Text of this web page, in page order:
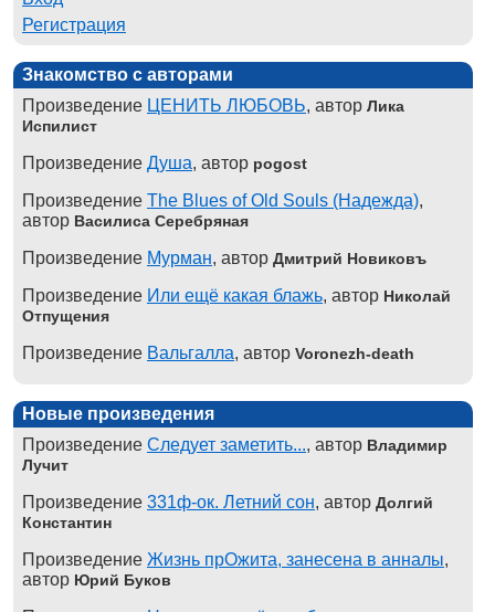
Регистрация
Знакомство с авторами
Произведение ЦЕНИТЬ ЛЮБОВЬ, автор Лика
Испилист
Произведение Душа, автор pogost
Произведение The Blues of Old Souls (Надежда),
автор Василиса Серебряная
Произведение Мурман, автор Дмитрий Новиковъ
Произведение Или ещё какая блажь, автор Николай
Отпущения
Произведение Вальгалла, автор Voronezh-death
Новые произведения
Произведение Следует заметить..., автор Владимир
Лучит
Произведение 331ф-ок. Летний сон, автор Долгий
Константин
Произведение Жизнь прОжита, занесена в анналы,
автор Юрий Буков